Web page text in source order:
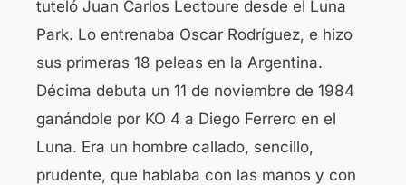
tuteló Juan Carlos Lectoure desde el Luna
Park. Lo entrenaba Oscar Rodríguez, e hizo
sus primeras 18 peleas en la Argentina.
Décima debuta un 11 de noviembre de 1984
ganándole por KO 4 a Diego Ferrero en el
Luna. Era un hombre callado, sencillo,
prudente, que hablaba con las manos y con